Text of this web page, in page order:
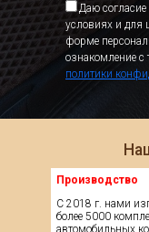
Даю
условиях и для
форме
ознакомление с
политики
Производство
С 2018 г. нами
более 5000